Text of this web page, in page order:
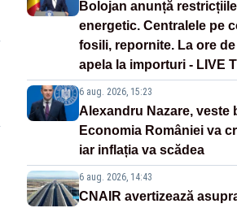
Bolojan anunță
energetic. Centralele pe
fosili, repornite. La ore
apela la importuri - LIVE
6 aug. 2026, 15:23
Alexandru Nazare, veste
Economia României va
iar inflația va scădea
6 aug. 2026, 14:43
CNAIR avertizează